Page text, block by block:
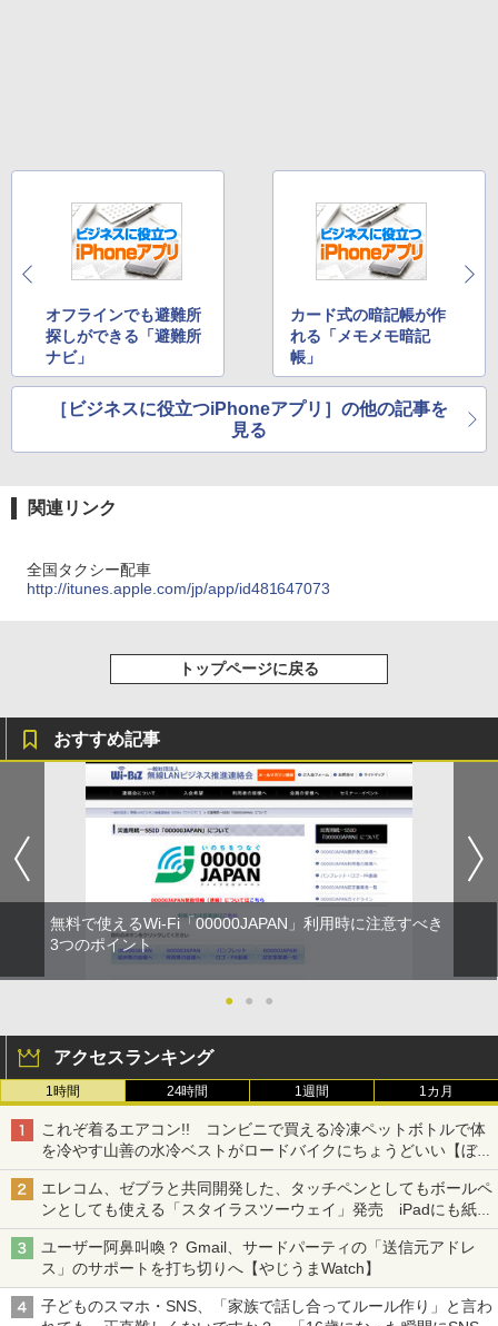
オフラインでも避難所
探しができる「避難所
ナビ」
カード式の暗記帳が作
れる「メモメモ暗記
帳」
［ビジネスに役立つiPhoneアプリ］の他の記事を
見る
関連リンク
全国タクシー配車
http://itunes.apple.com/jp/app/id481647073
トップページに戻る
おすすめ記事
無料で使えるWi-Fi「00000JAPAN」利用時に注意すべき
3つのポイント
● ● ●
アクセスランキング
1時間 24時間 1週間 1カ月
これぞ着るエアコン!! コンビニで買える冷凍ペットボトルで体
を冷やす山善の水冷ベストがロードバイクにちょうどいい【ぼっ
ち・ざ・ろーど！その14】【空いた時間でなにしてる？】
エレコム、ゼブラと共同開発した、タッチペンとしてもボールペ
ンとしても使える「スタイラスツーウェイ」発売 iPadにも紙に
も、持ち替えずに書き込める
ユーザー阿鼻叫喚？ Gmail、サードパーティの「送信元アドレ
ス」のサポートを打ち切りへ【やじうまWatch】
子どものスマホ・SNS、「家族で話し合ってルール作り」と言わ